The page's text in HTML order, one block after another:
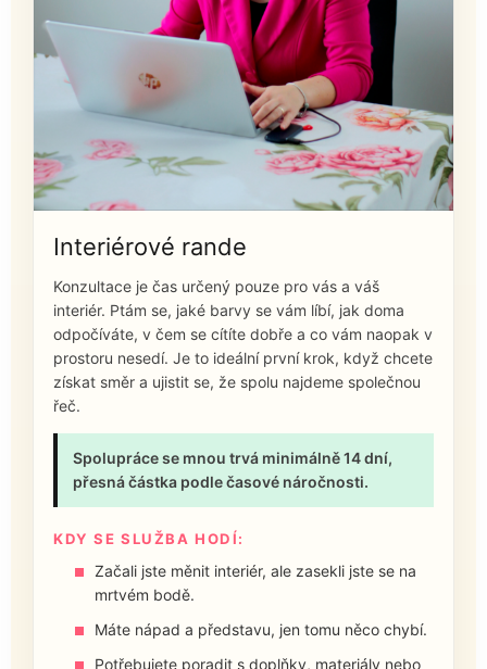
Interiérové rande
Konzultace je čas určený pouze pro vás a váš
interiér. Ptám se, jaké barvy se vám líbí, jak doma
odpočíváte, v čem se cítíte dobře a co vám naopak v
prostoru nesedí. Je to ideální první krok, když chcete
získat směr a ujistit se, že spolu najdeme společnou
řeč.
Spolupráce se mnou trvá minimálně 14 dní,
přesná částka podle časové náročnosti.
KDY SE SLUŽBA HODÍ:
Začali jste měnit interiér, ale zasekli jste se na
mrtvém bodě.
Máte nápad a představu, jen tomu něco chybí.
Potřebujete poradit s doplňky, materiály nebo